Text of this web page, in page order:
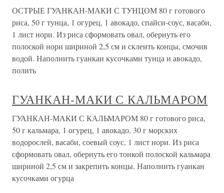
ОСТРЫЕ ГУАНКАН-МАКИ С ТУНЦОМ 80 г готового
риса, 50 г тунца, 1 огурец, 1 авокадо, спайси-соус, васаби,
1 лист нори. Из риса сформовать овал, обернуть его
полоской нори шириной 2,5 см и склеить концы, смочив
водой. Наполнить гуанкан кусочками тунца и авокадо,
полить
ГУАНКАН-МАКИ С КАЛЬМАРОМ
ГУАНКАН-МАКИ С КАЛЬМАРОМ 80 г готового риса,
50 г кальмара, 1 огурец, 1 авокадо, 30 г морских
водорослей, васаби, соевый соус, 1 лист нори. Из риса
сформовать овал, обернуть его тонкой полоской кальмара
шириной 2,5 см и закрепить концы. Наполнить гуанкан
кусочками огурца